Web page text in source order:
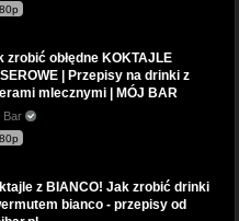
zrobić obłędne KOKTAJLE
| Przepisy na drinki z
mlecznymi | MÓJ BAR
Bar
z BIANCO! Jak zrobić drinki
bianco - przepisy od